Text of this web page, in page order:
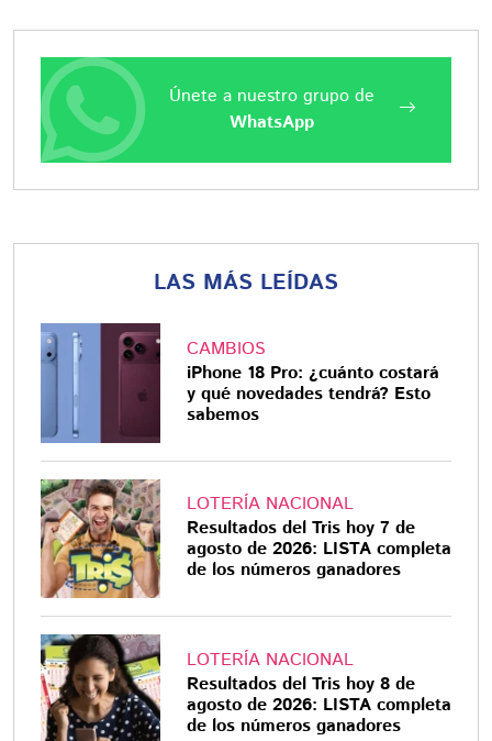
Únete a nuestro grupo de
WhatsApp
LAS MÁS LEÍDAS
CAMBIOS
iPhone 18 Pro: ¿cuánto costará
y qué novedades tendrá? Esto
sabemos
LOTERÍA NACIONAL
Resultados del Tris hoy 7 de
agosto de 2026: LISTA completa
de los números ganadores
LOTERÍA NACIONAL
Resultados del Tris hoy 8 de
agosto de 2026: LISTA completa
de los números ganadores